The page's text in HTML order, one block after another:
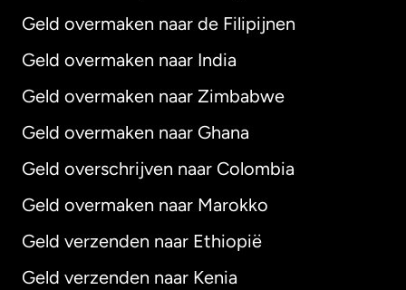
Geld overmaken naar de Filipijnen
Geld overmaken naar India
Geld overmaken naar Zimbabwe
Geld overmaken naar Ghana
Geld overschrijven naar Colombia
Geld overmaken naar Marokko
Geld verzenden naar Ethiopië
Geld verzenden naar Kenia